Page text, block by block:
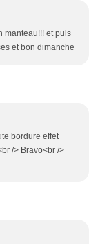
manteau!!! et puis
et bon dimanche
bordure effet
/> Bravo<br />